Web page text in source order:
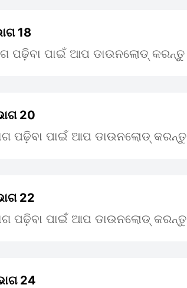
18
ପଢ଼ିବା ପାଇଁ ଆପ ଡାଉନଲୋଡ୍ କରନ୍ତୁ
20
ପଢ଼ିବା ପାଇଁ ଆପ ଡାଉନଲୋଡ୍ କରନ୍ତୁ
22
ପଢ଼ିବା ପାଇଁ ଆପ ଡାଉନଲୋଡ୍ କରନ୍ତୁ
24